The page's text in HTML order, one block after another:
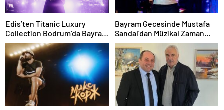
Edis’ten Titanic Luxury
Collection Bodrum’da Bayram
Gecesine Damga Vuran
Performans
Bayram Gecesinde Mustafa
Sandal’dan Müzikal Zaman
Yolculuğu